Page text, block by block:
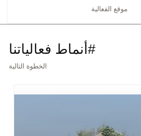
موقع الفعالية
#أنماط فعالياتنا
الخطوة التالية